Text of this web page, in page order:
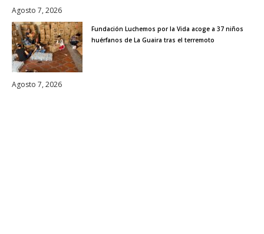
Agosto 7, 2026
Fundación Luchemos por la Vida acoge a 37 niños
huérfanos de La Guaira tras el terremoto
Agosto 7, 2026